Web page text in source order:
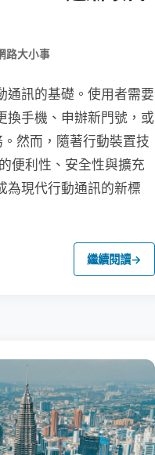
路大小事
通訊的基礎。使用者需要
換手機、申辦新門號，或
然而，隨著行動裝置技
便利性、安全性與擴充
為現代行動通訊的新標
繼續閱讀→